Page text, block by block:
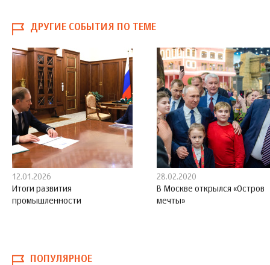
ДРУГИЕ СОБЫТИЯ ПО ТЕМЕ
12.01.2026
Итоги развития
промышленности
28.02.2020
В Москве открылся «Остров
мечты»
ПОПУЛЯРНОЕ